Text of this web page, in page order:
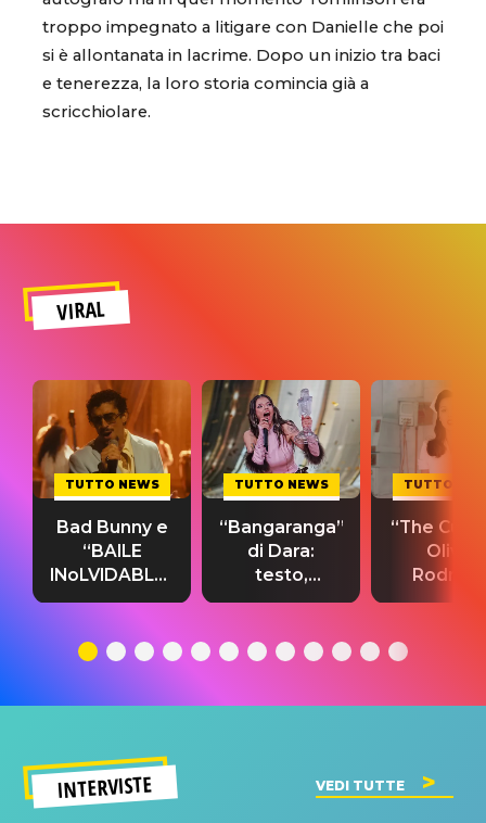
troppo impegnato a litigare con Danielle che poi
si è allontanata in lacrime. Dopo un inizio tra baci
e tenerezza, la loro storia comincia già a
scricchiolare.
VIRAL
TUTTO NEWS
Bad Bunny e
“BAILE
INoLVIDABLE”:
testo,
significato
TUTTO NEWS
“Bangaranga”
di Dara:
testo,
traduzione e
del singolo
TUTTO
“The
Olivia
testo,
INTERVISTE VEDI TUTTE